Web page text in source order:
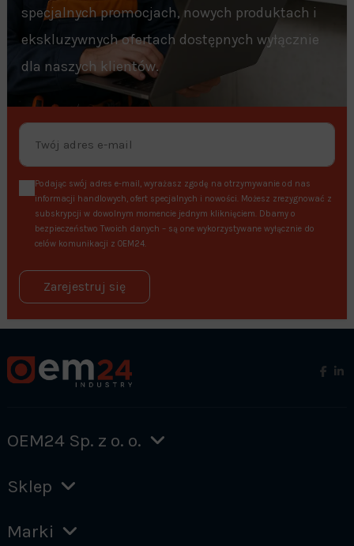
specjalnych promocjach, nowych produktach i
ekskluzywnych ofertach dostępnych wyłącznie
dla naszych klientów.
Podając swój adres e-mail, wyrażasz zgodę na otrzymywanie od nas
informacji handlowych, ofert specjalnych i nowości. Możesz zrezygnować z
subskrypcji w dowolnym momencie jednym kliknięciem. Dbamy o
bezpieczeństwo Twoich danych – są one wykorzystywane wyłącznie do
celów komunikacji z OEM24.
Zarejestruj się
OEM24 Sp. z o. o.
Sklep
Marki